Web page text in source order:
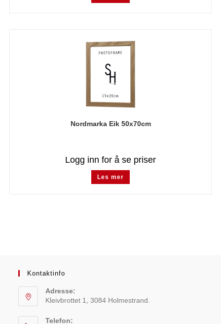
Nordmarka Eik 50x70cm
Logg inn for å se priser
Les mer
Kontaktinfo
Adresse:
Kleivbrottet 1, 3084 Holmestrand.
Telefon: